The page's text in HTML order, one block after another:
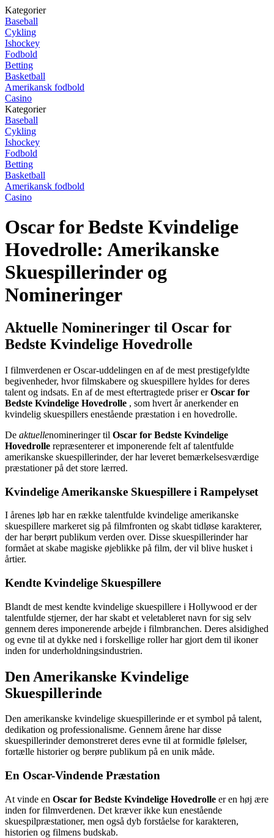
Kategorier
Baseball
Cykling
Ishockey
Fodbold
Betting
Basketball
Amerikansk fodbold
Casino
Kategorier
Baseball
Cykling
Ishockey
Fodbold
Betting
Basketball
Amerikansk fodbold
Casino
Oscar for Bedste Kvindelige
Hovedrolle: Amerikanske
Skuespillerinder og
Nomineringer
Aktuelle Nomineringer til Oscar for
Bedste Kvindelige Hovedrolle
I filmverdenen er Oscar-uddelingen en af de mest prestigefyldte
begivenheder, hvor filmskabere og skuespillere hyldes for deres
talent og indsats. En af de mest eftertragtede priser erOscar for
Bedste Kvindelige Hovedrolle , som hvert år anerkender en
kvindelig skuespillers enestående præstation i en hovedrolle.
De aktuellenomineringer til Oscar for Bedste Kvindelige
Hovedrolle repræsenterer et imponerende felt af talentfulde
amerikanske skuespillerinder, der har leveret bemærkelsesværdige
præstationer på det store lærred.
Kvindelige Amerikanske Skuespillere i Rampelyset
I årenes løb har en række talentfulde kvindelige amerikanske
skuespillere markeret sig på filmfronten og skabt tidløse karakterer,
der har berørt publikum verden over. Disse skuespillerinder har
formået at skabe magiske øjeblikke på film, der vil blive husket i
årtier.
Kendte Kvindelige Skuespillere
Blandt de mest kendte kvindelige skuespillere i Hollywood er der
talentfulde stjerner, der har skabt et veletableret navn for sig selv
gennem deres imponerende arbejde i filmbranchen. Deres alsidighed
og evne til at dykke ned i forskellige roller har gjort dem til ikoner
inden for underholdningsindustrien.
Den Amerikanske Kvindelige
Skuespillerinde
Den amerikanske kvindelige skuespillerinde er et symbol på talent,
dedikation og professionalisme. Gennem årene har disse
skuespillerinder demonstreret deres evne til at formidle følelser,
fortælle historier og berøre publikum på en unik måde.
En Oscar-Vindende Præstation
At vinde en Oscar for Bedste Kvindelige Hovedrolle er en høj ære
inden for filmverdenen. Det kræver ikke kun enestående
skuespilpræstationer, men også dyb forståelse for karakteren,
historien og filmens budskab.